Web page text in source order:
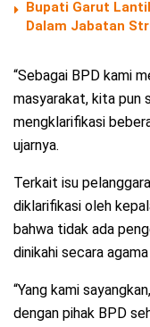
Bupati Garut
Dalam Jabatan
“Sebagai BPD kami
masyarakat, kita pun
mengklarifikasi
ujarnya.
Terkait isu
diklarifikasi oleh
bahwa tidak ada
dinikahi secara
“Yang kami
dengan pihak BPD